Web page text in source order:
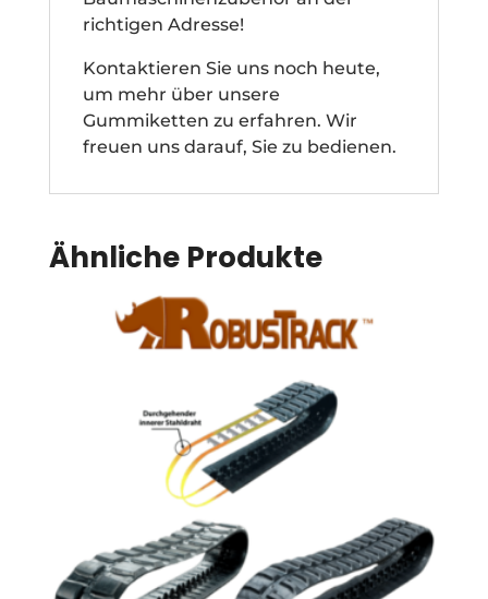
richtigen Adresse!
Kontaktieren Sie uns noch heute,
um mehr über unsere
Gummiketten zu erfahren. Wir
freuen uns darauf, Sie zu bedienen.
Ähnliche Produkte